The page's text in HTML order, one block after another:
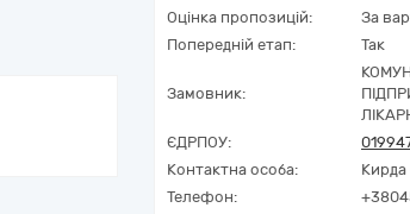
Оцінка пропозицій:
За
Попередній етап:
Так
Замовник:
ЄДРПОУ:
Контактна особа:
Кирда
Телефон: